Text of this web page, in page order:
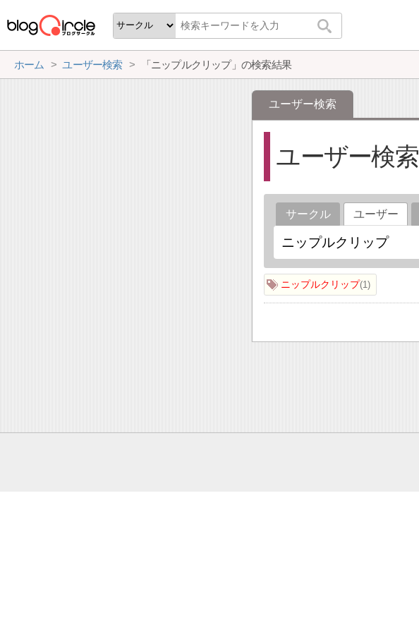
ホーム ユーザー検索 「ニップルクリップ」の検索結果
ユーザー検索
ユーザー検索
サークル ユーザー
ニップルクリップ 1